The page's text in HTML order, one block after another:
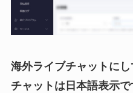
海外ライブチャットに
チャットは日本語表示で